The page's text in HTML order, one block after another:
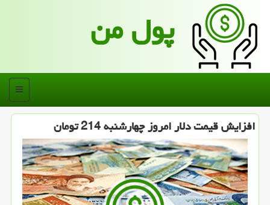
پول من
منو
افزایش قیمت دلار امروز چهارشنبه 214 تومان